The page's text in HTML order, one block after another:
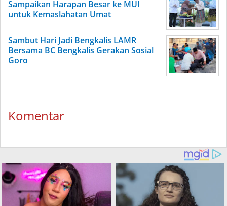
Sampaikan Harapan Besar ke MUI
untuk Kemaslahatan Umat
Sambut Hari Jadi Bengkalis LAMR
Bersama BC Bengkalis Gerakan Sosial
Goro
Komentar